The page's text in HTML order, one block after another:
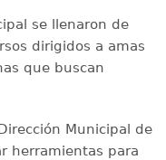
se llenaron de
dirigidos a amas
que buscan
Municipal de
herramientas para